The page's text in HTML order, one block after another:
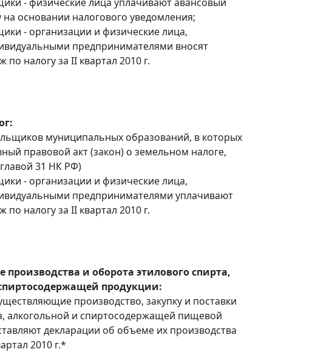
на основании налогового уведомления;
- организации и физические лица,
предпринимателями вносят
по налогу за II квартал 2010 г.
муниципальных образований, в которых
правовой акт (закон) о земельном налоге,
31 НК РФ)
- организации и физические лица,
предпринимателями уплачивают
по налогу за II квартал 2010 г.
производства и оборота этилового спирта,
продукции:
производство, закупку и поставки
алкогольной и спиртосодержащей пищевой
декларации об объеме их производства
2010 г.*